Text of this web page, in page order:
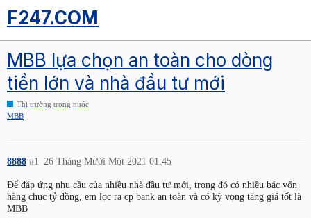
F247.COM
MBB lựa chọn an toàn cho dòng
tiền lớn và nhà đầu tư mới
Thị trường trong nước
MBB
8888 26 Tháng Mười Một 2021 01:45
#1
Để đáp ứng nhu cầu của nhiều nhà đầu tư mới, trong đó có nhiều bác vốn
hàng chục tỷ đồng, em lọc ra cp bank an toàn và có kỳ vọng tăng giá tốt là
MBB